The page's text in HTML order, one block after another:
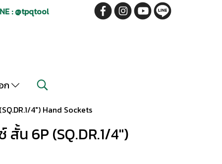
: @tpqtool
ก
4") Hand Sockets
น 6P (SQ.DR.1/4")